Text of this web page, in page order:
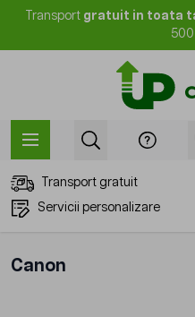
Mergi la Conținut
Transport gratuit in toata
500
Transport gratuit
Servicii personalizare
Canon